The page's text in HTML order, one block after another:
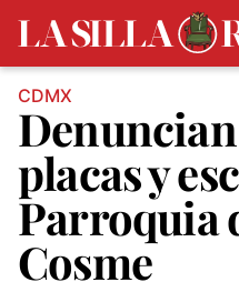
CDMX
placas y
Parroquia
Cosme